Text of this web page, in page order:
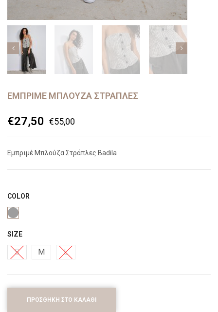
ΕΜΠΡΙΜΈ ΜΠΛΟΎΖΑ ΣΤΡΆΠΛΕΣ
€55,00
€27,50
Εμπριμέ Μπλούζα Στράπλες Badila
COLOR
SIZE
S M L
ΠΡΟΣΘΉΚΗ ΣΤΟ ΚΑΛΆΘΙ